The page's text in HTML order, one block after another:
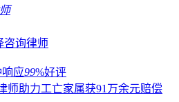
咨询律师
应99%好评
师助力工亡家属获91万余元赔偿